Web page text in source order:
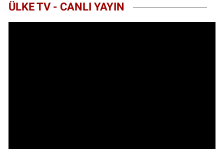
ÜLKE TV - CANLI YAYIN